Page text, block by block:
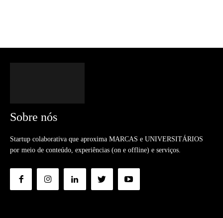
Sobre nós
Startup colaborativa que aproxima MARCAS e UNIVERSITÁRIOS
por meio de conteúdo, experiências (on e offline) e serviços.